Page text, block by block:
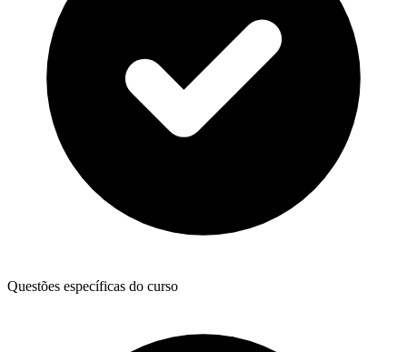
Questões específicas do curso